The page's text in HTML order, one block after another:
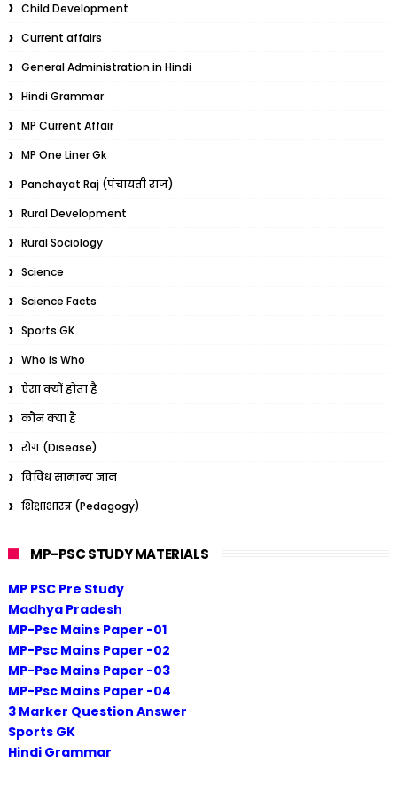
Child Development
Current affairs
General Administration in Hindi
Hindi Grammar
MP Current Affair
MP One Liner Gk
Panchayat Raj (पंचायती राज)
Rural Development
Rural Sociology
Science
Science Facts
Sports GK
Who is Who
ऐसा क्यों होता है
कौन क्या है
रोग (Disease)
विविध सामान्य ज्ञान
शिक्षाशास्त्र (Pedagogy)
MP-PSC STUDY MATERIALS
MP PSC Pre Study
Madhya Pradesh
MP-Psc Mains Paper -01
MP-Psc Mains Paper -02
MP-Psc Mains Paper -03
MP-Psc Mains Paper -04
3 Marker Question Answer
Sports GK
Hindi Grammar